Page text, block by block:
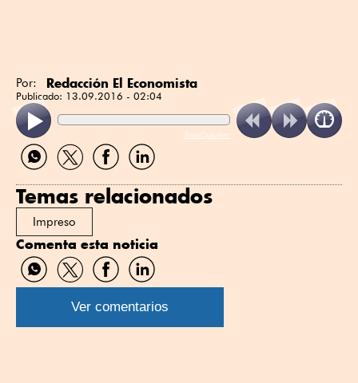
Por: Redacción El Economista
Publicado: 13.09.2016 - 02:04
ReadSpeaker
Compartir
por
Compartir
por
Compartir
por
Compartir
por
Temas relacionados
Impreso
Comenta esta noticia
Compartir
por
WhatsApp
Compartir
por
Twitter
Compartir
por
Facebook
Compartir
por
Linkedin
Ver comentarios